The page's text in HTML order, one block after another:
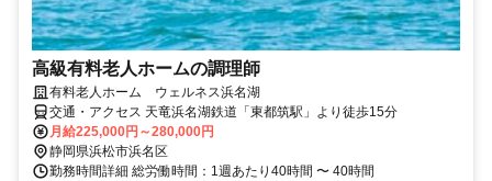
高級有料老人ホームの調理師
有料老人ホーム ウェルネス浜名湖
交通・アクセス 天竜浜名湖鉄道「東都筑駅」より徒歩15分
月給225,000円～280,000円
静岡県浜松市浜名区
勤務時間詳細 総労働時間：1週あたり40時間 〜 40時間